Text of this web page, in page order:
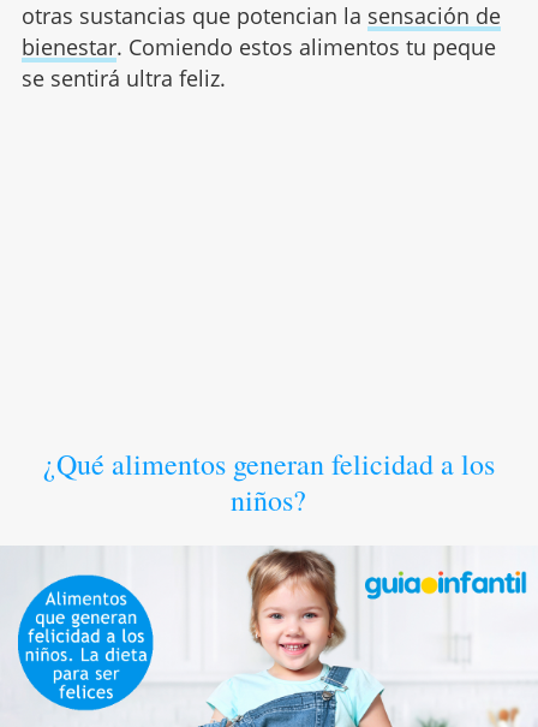
otras sustancias que potencian la sensación de
bienestar. Comiendo estos alimentos tu peque
se sentirá ultra feliz.
¿Qué alimentos generan felicidad a los
niños?